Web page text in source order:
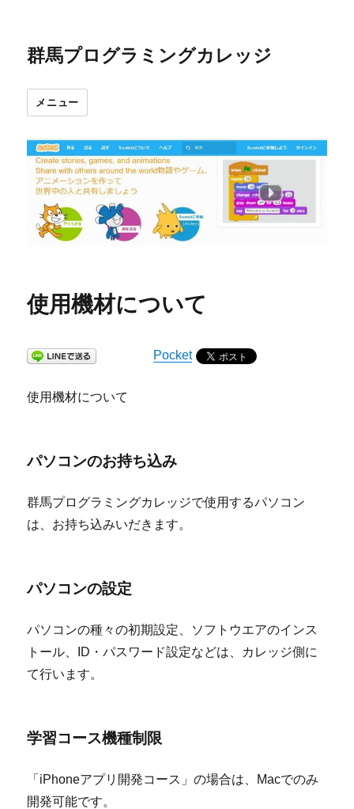
群馬プログラミングカレッジ
メニュー
使用機材について
Pocket
使用機材について
パソコンのお持ち込み
群馬プログラミングカレッジで使用するパソコン
は、お持ち込みいだきます。
パソコンの設定
パソコンの種々の初期設定、ソフトウエアのインス
トール、ID・パスワード設定などは、カレッジ側に
て行います。
学習コース機種制限
「iPhoneアプリ開発コース」の場合は、Macでのみ
開発可能です。